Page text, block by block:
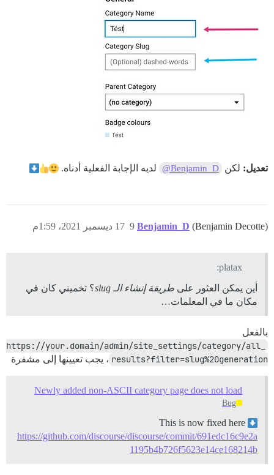
تعديل: لكن @Benjamin_D لديه الإجابة الفعلية أدناه.
Benjamin_D (Benjamin Decotte) 17 ديسمبر 2021، 1:59م 9
platax:
أين يمكن العثور على طريقة إنشاء الـ slug
؟ تخميني كان في
مكان ما في المعلمات…
بالفعل
https://your.domain/admin/site_settings/category/all_
results?filter=slug%20generation ، يجب تعيينها إلى مشفرة
Newly added non-ASCII category page does not load
Bug
This is now fixed here
https://github.com/discourse/discourse/commit/691edc16c9e2a
1195b4b726f5623e14ce168214b